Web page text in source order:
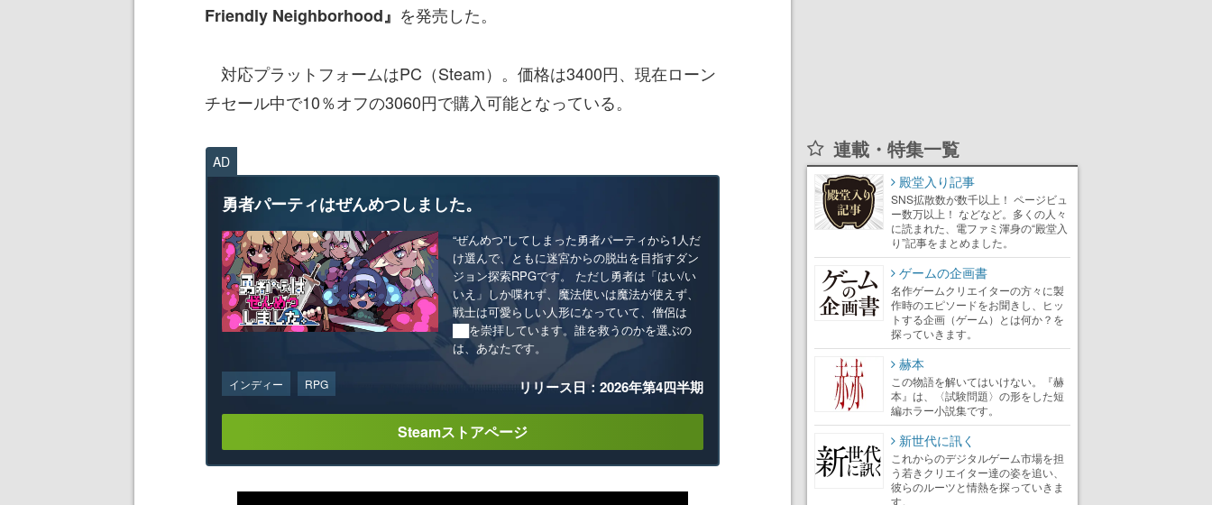
Friendly Neighborhood』 を発売した。
対応プラットフォームはPC（Steam）。価格は3400円、現在ローン
チセール中で10％オフの3060円で購入可能となっている。
AD
勇者パーティはぜんめつしました。
“ぜんめつ”してしまった勇者パーティから1人だ
け選んで、ともに迷宮からの脱出を目指すダン
ジョン探索RPGです。 ただし勇者は「はい/い
いえ」しか喋れず、魔法使いは魔法が使えず、
戦士は可愛らしい人形になっていて、僧侶は
██を崇拝しています。誰を救うのかを選ぶの
は、あなたです。
インディー RPG リリース日：2026年第4四半期
Steamストアページ
連載・特集一覧
殿堂入り記事
SNS拡散数が数千以上！ ページビュ
ー数万以上！ などなど。多くの人々
に読まれた、電ファミ渾身の“殿堂入
り”記事をまとめました。
ゲームの企画書
名作ゲームクリエイターの方々に製
作時のエピソードをお聞きし、ヒッ
トする企画（ゲーム）とは何か？を
探っていきます。
赫本
この物語を解いてはいけない。『赫
本』は、〈試験問題〉の形をした短
編ホラー小説集です。
新世代に訊く
これからのデジタルゲーム市場を担
う若きクリエイター達の姿を追い、
彼らのルーツと情熱を探っていきま
す。